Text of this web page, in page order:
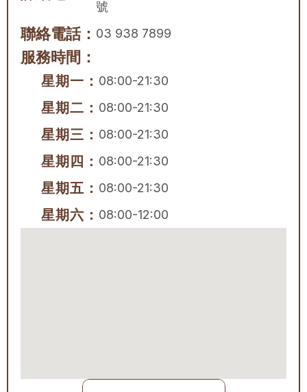
號
聯絡電話： 03 938 7899
服務時間：
星期一： 08:00-21:30
星期二： 08:00-21:30
星期三： 08:00-21:30
星期四： 08:00-21:30
星期五： 08:00-21:30
星期六： 08:00-12:00